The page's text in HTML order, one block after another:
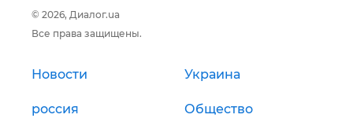
© 2026, Диалог.ua
Все права защищены.
Новости Украина
россия Общество